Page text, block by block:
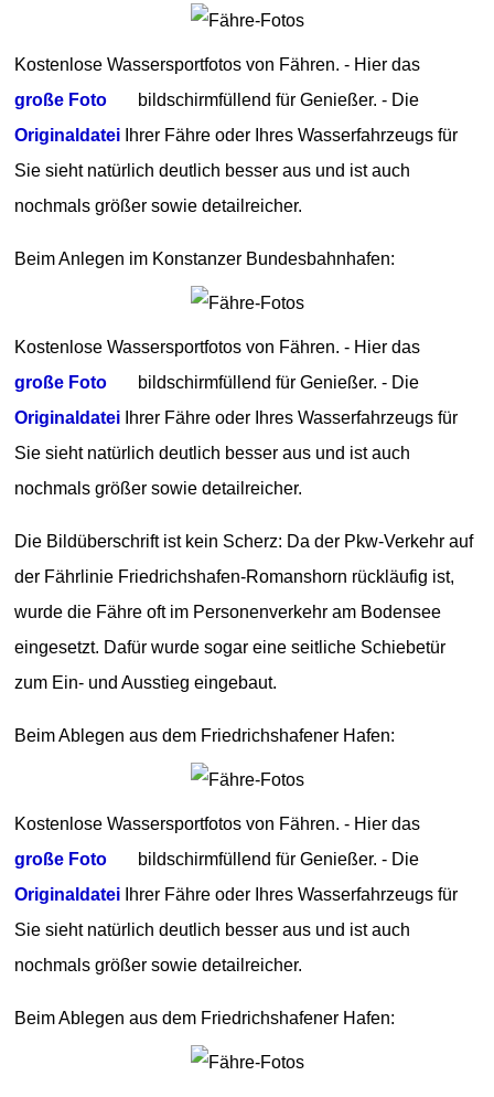
Kostenlose Wassersportfotos von Fähren. - Hier das
große Foto
bildschirmfüllend für Genießer. - Die
Originaldatei Ihrer Fähre oder Ihres Wasserfahrzeugs für
Sie sieht natürlich deutlich besser aus und ist auch
nochmals größer sowie detailreicher.
Beim Anlegen im Konstanzer Bundesbahnhafen:
Kostenlose Wassersportfotos von Fähren. - Hier das
große Foto
bildschirmfüllend für Genießer. - Die
Originaldatei Ihrer Fähre oder Ihres Wasserfahrzeugs für
Sie sieht natürlich deutlich besser aus und ist auch
nochmals größer sowie detailreicher.
Die Bildüberschrift ist kein Scherz: Da der Pkw-Verkehr auf
der Fährlinie Friedrichshafen-Romanshorn rückläufig ist,
wurde die Fähre oft im Personenverkehr am Bodensee
eingesetzt. Dafür wurde sogar eine seitliche Schiebetür
zum Ein- und Ausstieg eingebaut.
Beim Ablegen aus dem Friedrichshafener Hafen:
Kostenlose Wassersportfotos von Fähren. - Hier das
große Foto
bildschirmfüllend für Genießer. - Die
Originaldatei Ihrer Fähre oder Ihres Wasserfahrzeugs für
Sie sieht natürlich deutlich besser aus und ist auch
nochmals größer sowie detailreicher.
Beim Ablegen aus dem Friedrichshafener Hafen: